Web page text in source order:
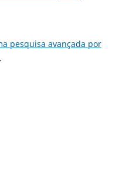
pesquisa avançada por